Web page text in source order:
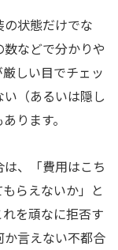
状態だけでな
などで分かりや
しい目でチェッ
（あるいは隠し
ります。
、「費用はこち
らえないか」と
を頑なに拒否す
言えない不都合